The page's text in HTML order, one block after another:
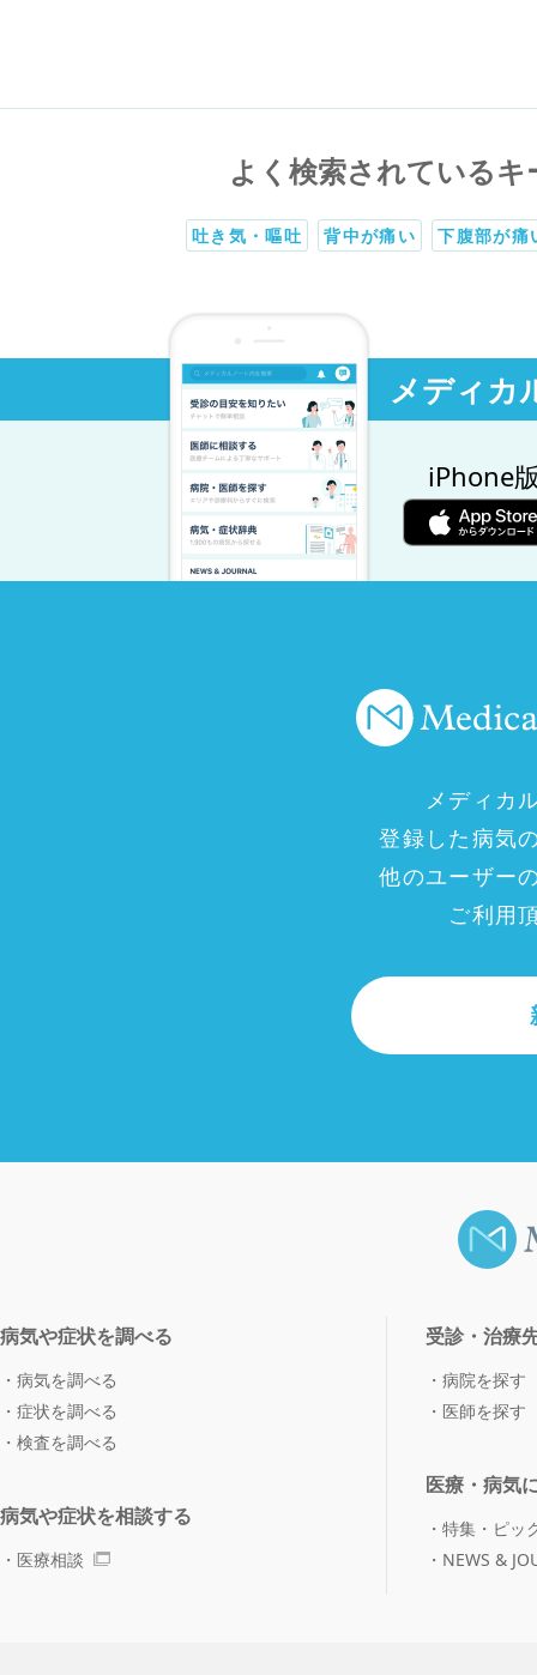
よく検索されているキ
吐き気・嘔吐 背中が痛い 下腹部が痛
メディカ
iPhone
メディカ
登録した病気
他のユーザー
ご利用
病気や症状を調べる
病気を調べる
症状を調べる
検査を調べる
病気や症状を相談する
医療相談
受診・治療
病院を探す
医師を探す
医療・病気
特集・ピッ
NEWS &